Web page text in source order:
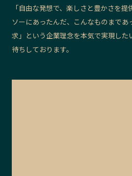
「自由な発想で、楽しさと豊かさを
ソーにあったんだ、こんなものまであ
求」という企業理念を本気で実現した
待ちしております。